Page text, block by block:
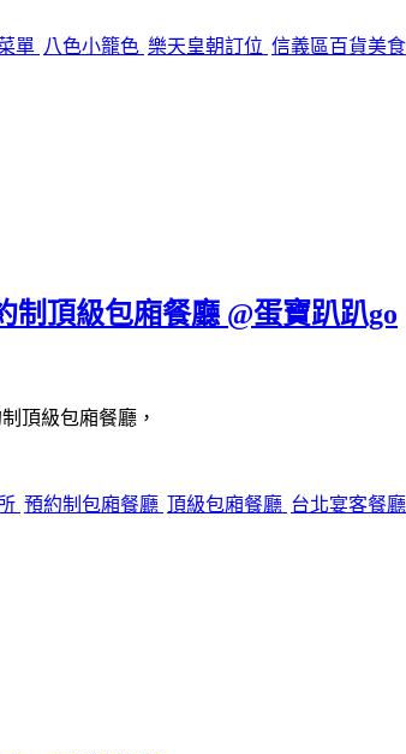
單 八色小籠色 樂天皇朝訂位 信義區百貨美食
頂級包廂餐廳 @蛋寶趴趴go
頂級包廂餐廳，
預約制包廂餐廳 頂級包廂餐廳 台北宴客餐廳